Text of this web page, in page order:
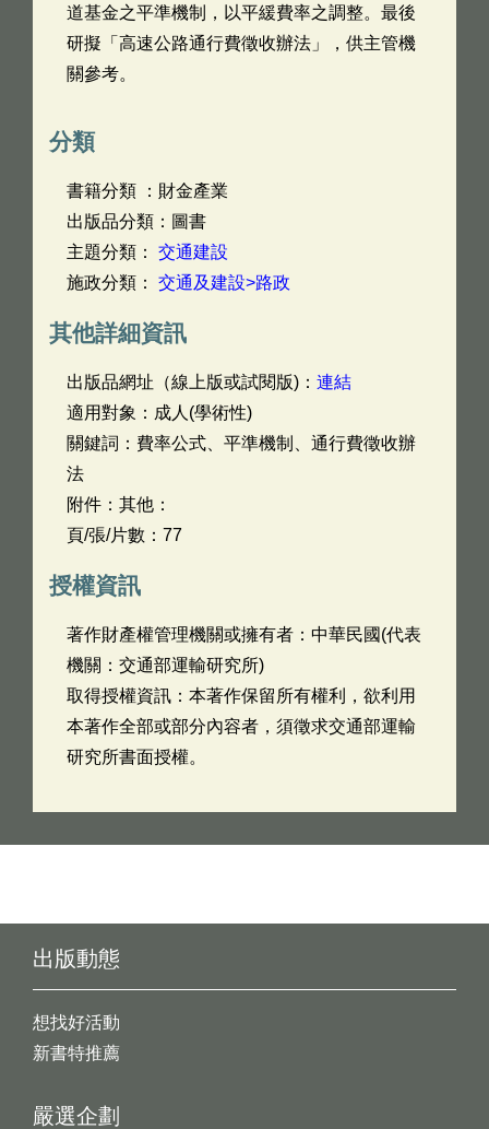
道基金之平準機制，以平緩費率之調整。最後
研擬「高速公路通行費徵收辦法」，供主管機
關參考。
分類
書籍分類 ：財金產業
出版品分類：圖書
主題分類： 交通建設
施政分類： 交通及建設>路政
其他詳細資訊
出版品網址（線上版或試閱版)： 連結
適用對象：成人(學術性)
關鍵詞：費率公式、平準機制、通行費徵收辦
法
附件：其他：
頁/張/片數：77
授權資訊
著作財產權管理機關或擁有者：中華民國(代表
機關：交通部運輸研究所)
取得授權資訊：本著作保留所有權利，欲利用
本著作全部或部分內容者，須徵求交通部運輸
研究所書面授權。
出版動態
想找好活動
新書特推薦
嚴選企劃